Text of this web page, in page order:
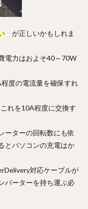
が正しいかもしれま
電力はおよそ40～70W
度の電流量を確保すれ
れを10A程度に交換す
ーターの回転数にも依
とパソコンの充電はか
対応ケーブルが
バーターを持ち運ぶ必